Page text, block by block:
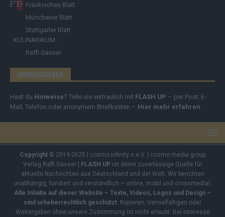
Fränkisches Blatt
Münchener Blatt
Stuttgarter Blatt
KULINARIKUM.
Raffi Gasser
HINWEISGEBER
Hast du Hinweise? Teile sie vertraulich mit FLASH UP – per Post, E-
Mail, Telefon oder anonymem Briefkasten – Hier mehr erfahren
Copyright© 2019-2025 | cozmo infinity n.e.V. | cozmo media group
Verlag Raffi Gasser | FLASH UPist deine zuverlässige Quelle für
aktuelle Nachrichten aus Deutschland und der Welt. Wir berichten
unabhängig, fundiert und verständlich – online, mobil und crossmedial.
Alle Inhalte auf dieser Website – Texte, Videos, Logos und Design –
sind urheberrechtlich geschützt . Kopieren, Vervielfältigen oder
Weitergeben ohne unsere Zustimmung ist nicht erlaubt. Bei Interesse